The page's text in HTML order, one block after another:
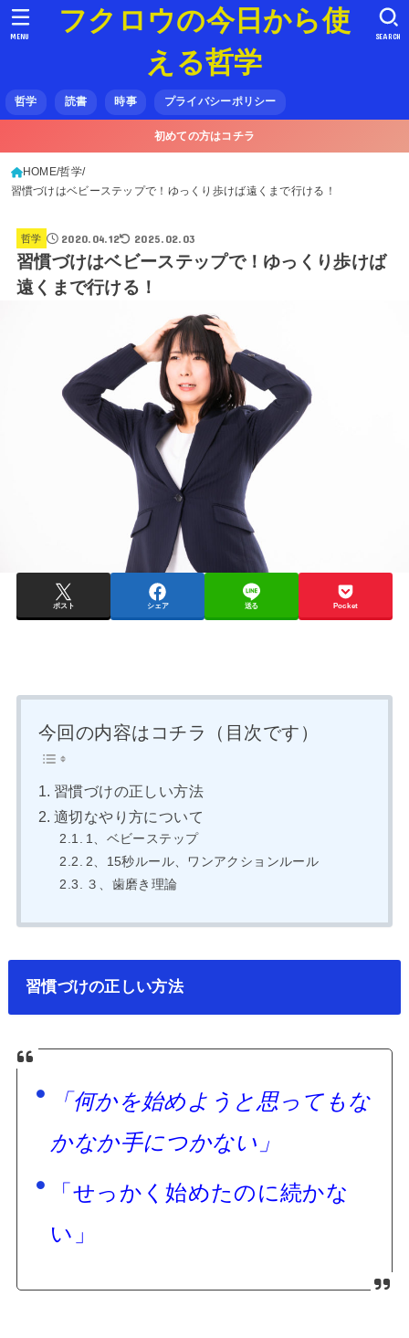
フクロウの今日から使
える哲学
哲学 読書 時事 プライバシーポリシー
SEARCH
MENU
初めての方はコチラ
HOME 哲学
習慣づけはベビーステップで！ゆっくり歩けば遠くまで行ける！
哲学 2020.04.12 2025.02.03
習慣づけはベビーステップで！ゆっくり歩けば
遠くまで行ける！
ポスト シェア 送る Pocket
今回の内容はコチラ（目次です）
習慣づけの正しい方法
適切なやり方について
1、ベビーステップ
2、15秒ルール、ワンアクションルール
３、歯磨き理論
習慣づけの正しい方法
「何かを始めようと思ってもな
かなか手につかない」
「せっかく始めたのに続かな
い」